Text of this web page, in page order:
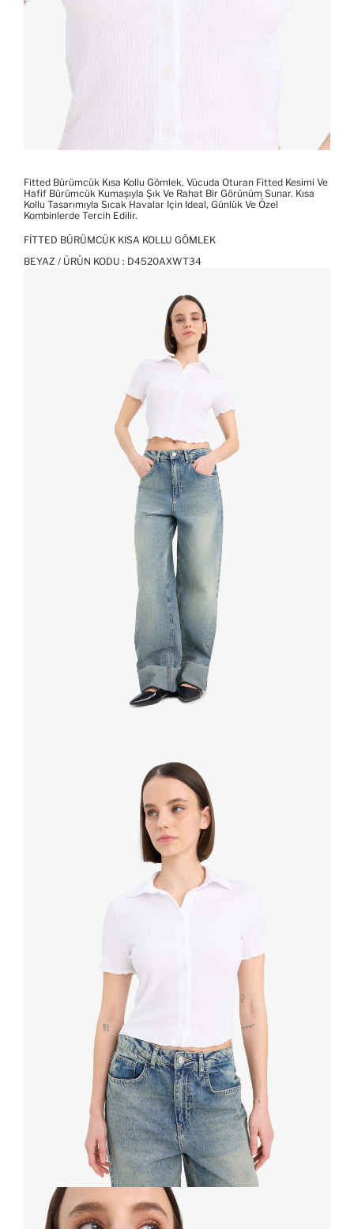
Fitted Bürümcük Kısa Kollu Gömlek, Vücuda Oturan Fitted Kesimi Ve
Hafif Bürümcük Kumaşıyla Şık Ve Rahat Bir Görünüm Sunar. Kısa
Kollu Tasarımıyla Sıcak Havalar Için Ideal, Günlük Ve Özel
Kombinlerde Tercih Edilir.
FITTED BÜRÜMCÜK KISA KOLLU GÖMLEK
BEYAZ / ÜRÜN KODU : D4520AXWT34